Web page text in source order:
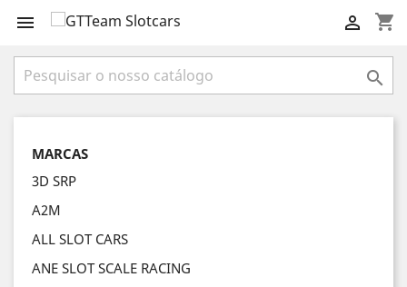
 shopping_cart


MARCAS
3D SRP
A2M
ALL SLOT CARS
ANE SLOT SCALE RACING